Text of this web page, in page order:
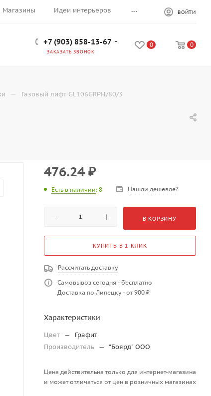
Магазины Идеи интерьеров ... ВОЙТИ
+7 (903) 858-13-67
ЗАКАЗАТЬ ЗВОНОК
0 0
— Газовый лифт GL106GRPH/80/3
476.24₽
Есть в наличии: 8 Нашли дешевле?
В КОРЗИНУ
КУПИТЬ В 1 КЛИК
Рассчитать доставку
Самовывоз сегодня - бесплатно
Доставка по Липецку - от 900 ₽
Характеристики
Цвет —
Графит
Производитель — "Боярд" ООО
Цена действительна только для интернет-магазина
и может отличаться от цен в розничных магазинах